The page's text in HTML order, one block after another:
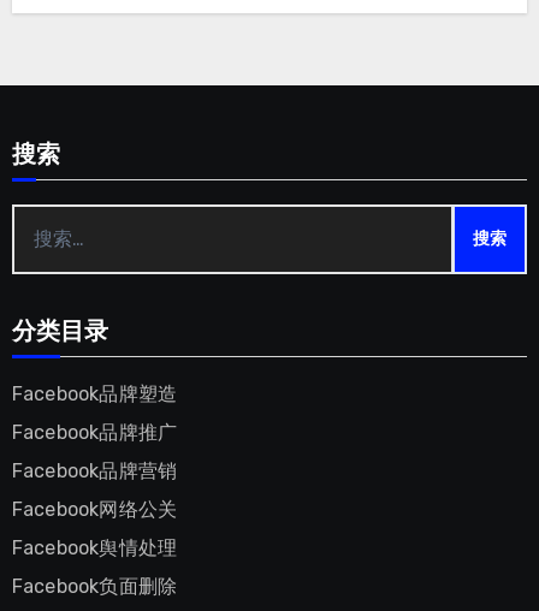
搜索
索：
分类目录
Facebook品牌塑造
Facebook品牌推广
Facebook品牌营销
Facebook网络公关
Facebook舆情处理
Facebook负面删除